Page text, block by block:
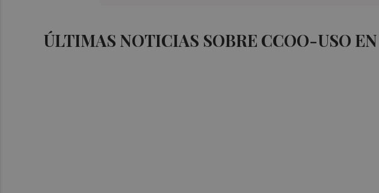
ÚLTIMAS NOTICIAS SOBRE CCOO-USO